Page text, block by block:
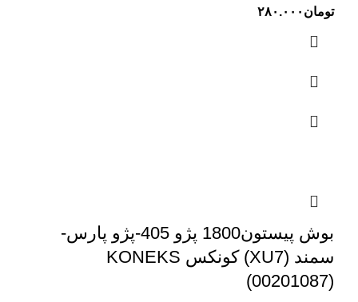
تومان ۲۸۰.۰۰۰
بوش پیستون1800 پژو 405-پژو پارس-
سمند (XU7) کونکس KONEKS
(00201087)